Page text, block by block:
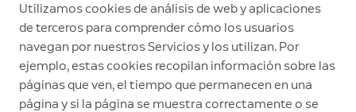
Utilizamos cookies de análisis de web y aplicaciones
de terceros para comprender cómo los usuarios
navegan por nuestros Servicios y los utilizan. Por
ejemplo, estas cookies recopilan información sobre las
páginas que ven, el tiempo que permanecen en una
página y si la página se muestra correctamente o se